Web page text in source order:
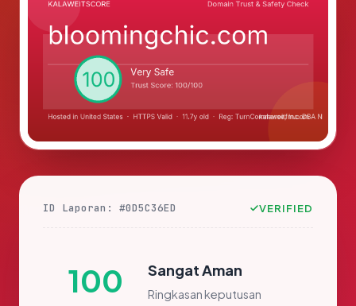
ID Laporan: #0D5C36ED VERIFIED
100 Sangat Aman
Ringkasan keputusan